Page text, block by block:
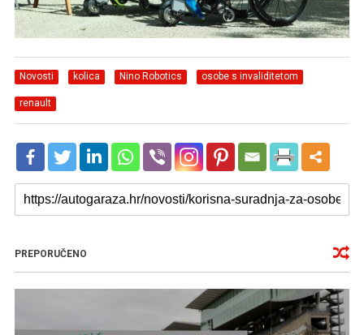
Novosti kolica Nino Robotics osobe s invaliditetom
renault
PREPORUČENO